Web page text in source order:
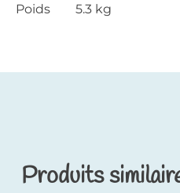
Poids 5.3 kg
Produits